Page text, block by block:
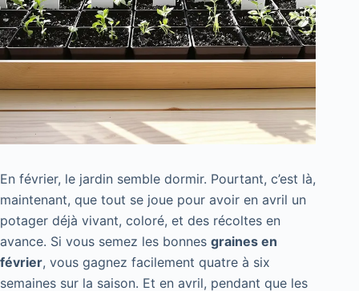
En février, le jardin semble dormir. Pourtant, c’est là,
maintenant, que tout se joue pour avoir en avril un
potager déjà vivant, coloré, et des récoltes en
avance. Si vous semez les bonnes graines en
février, vous gagnez facilement quatre à six
semaines sur la saison. Et en avril, pendant que les